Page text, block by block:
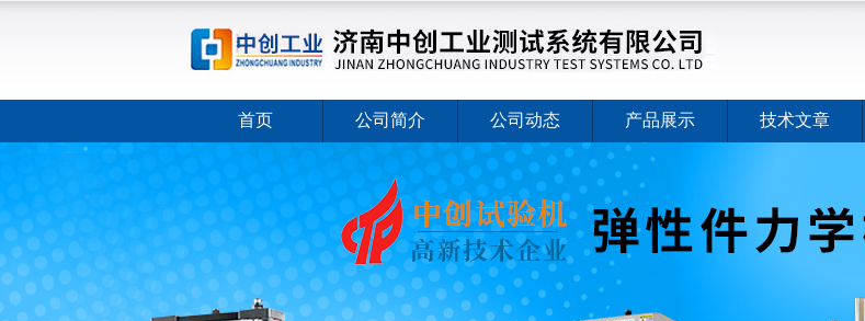
首页 公司简介 公司动态 产品展示 技术文章